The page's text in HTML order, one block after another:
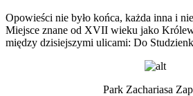
Opowieści nie było końca, każda inna i
Miejsce znane od XVII wieku jako
między dzisiejszymi ulicami: Do
Park Zachariasa